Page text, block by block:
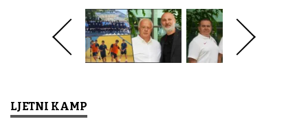
LJETNI KAMP